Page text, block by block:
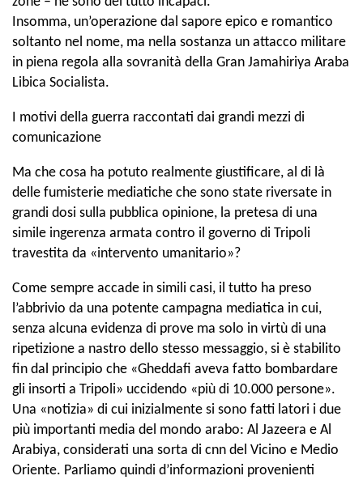
Insomma, un’operazione dal sapore epico e romantico
soltanto nel nome, ma nella sostanza un attacco militare
in piena regola alla sovranità della Gran Jamahiriya Araba
Libica Socialista.
I motivi della guerra raccontati dai grandi mezzi di
comunicazione
Ma che cosa ha potuto realmente giustificare, al di là
delle fumisterie mediatiche che sono state riversate in
grandi dosi sulla pubblica opinione, la pretesa di una
simile ingerenza armata contro il governo di Tripoli
travestita da «intervento umanitario»?
Come sempre accade in simili casi, il tutto ha preso
l’abbrivio da una potente campagna mediatica in cui,
senza alcuna evidenza di prove ma solo in virtù di una
ripetizione a nastro dello stesso messaggio, si è stabilito
fin dal principio che «Gheddafi aveva fatto bombardare
gli insorti a Tripoli» uccidendo «più di 10.000 persone».
Una «notizia» di cui inizialmente si sono fatti latori i due
più importanti media del mondo arabo: Al Jazeera e Al
Arabiya, considerati una sorta di cnn del Vicino e Medio
Oriente. Parliamo quindi d’informazioni provenienti